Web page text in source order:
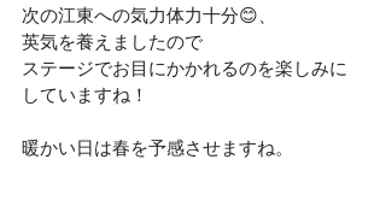
次の江東への気力体力十分😊、
英気を養えましたので
ステージでお目にかかれるのを楽しみに
していますね！
暖かい日は春を予感させますね。